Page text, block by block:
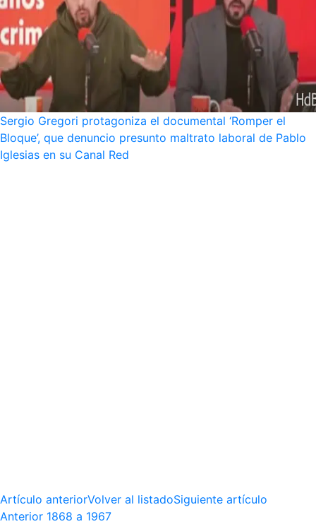
Sergio Gregori protagoniza el documental ‘Romper el
Bloque’, que denuncio presunto maltrato laboral de Pablo
Iglesias en su Canal Red
Artículo anteriorVolver al listadoSiguiente artículo
Anterior 1868 a 1967